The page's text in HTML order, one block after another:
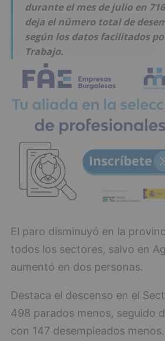
durante el mes de julio en
deja el número total de
según los datos facilitados
Trabajo.
El paro disminuyó en la
todos los sectores, salvo en
aumentó en dos personas.
Destaca el descenso en el
498 parados menos, seguido
con 147 desempleados menos.